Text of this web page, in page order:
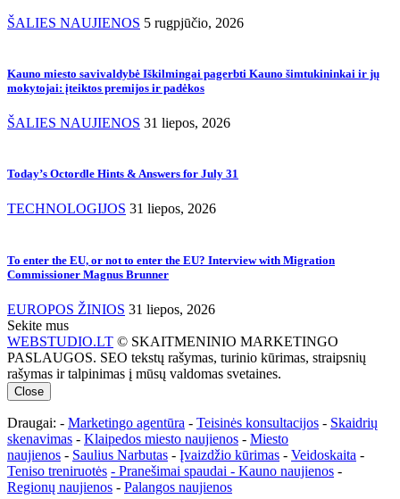
ŠALIES NAUJIENOS 5 rugpjūčio, 2026
Kauno miesto savivaldybė Iškilmingai pagerbti Kauno šimtukininkai ir jų
mokytojai: įteiktos premijos ir padėkos
ŠALIES NAUJIENOS 31 liepos, 2026
Today’s Octordle Hints & Answers for July 31
TECHNOLOGIJOS 31 liepos, 2026
To enter the EU, or not to enter the EU? Interview with Migration
Commissioner Magnus Brunner
EUROPOS ŽINIOS 31 liepos, 2026
Sekite mus
WEBSTUDIO.LT © SKAITMENINIO MARKETINGO
PASLAUGOS. SEO tekstų rašymas, turinio kūrimas, straipsnių
rašymas ir talpinimas į mūsų valdomas svetaines.
Close
Draugai: - Marketingo agentūra - Teisinės konsultacijos - Skaidrių
skenavimas - Klaipedos miesto naujienos - Miesto
naujienos - Saulius Narbutas - Įvaizdžio kūrimas - Veidoskaita -
Teniso treniruotės - Pranešimai spaudai - Kauno naujienos -
Regionų naujienos - Palangos naujienos